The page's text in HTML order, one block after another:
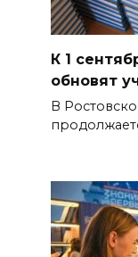
К 1
обновят
В